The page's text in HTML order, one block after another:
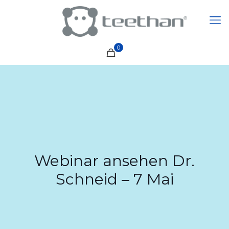
0
Webinar ansehen Dr.
Schneid – 7 Mai